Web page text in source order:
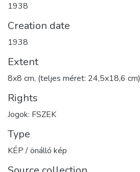
1938
Creation date
1938
Extent
8x8 cm, (teljes méret: 24,5x18,6 cm)
Rights
Jogok: FSZEK
Type
KÉP / önálló kép